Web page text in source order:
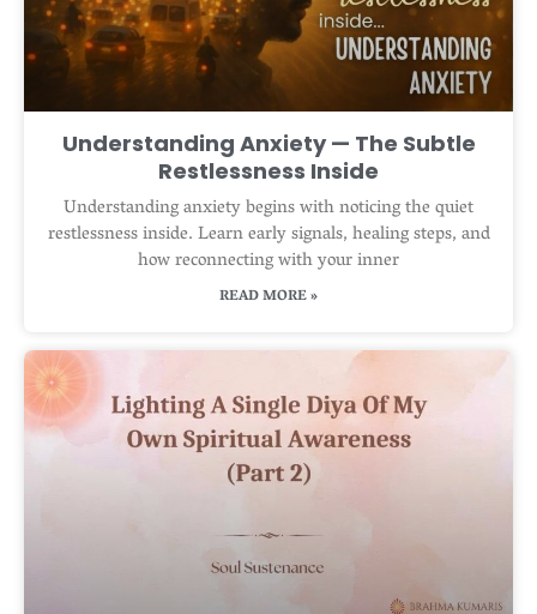
Understanding Anxiety — The Subtle
Restlessness Inside
Understanding anxiety begins with noticing the quiet
restlessness inside. Learn early signals, healing steps, and
how reconnecting with your inner
READ MORE »